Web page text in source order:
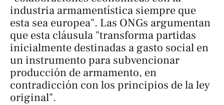
industria armamentística siempre que
esta sea europea". Las ONGs argumentan
que esta cláusula "transforma partidas
inicialmente destinadas a gasto social en
un instrumento para subvencionar
producción de armamento, en
contradicción con los principios de la ley
original".